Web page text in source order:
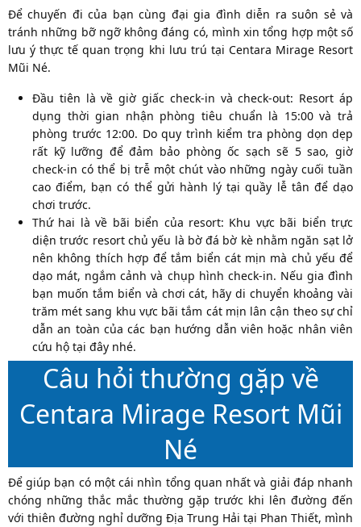
Để chuyến đi của bạn cùng đại gia đình diễn ra suôn sẻ và
tránh những bỡ ngỡ không đáng có, mình xin tổng hợp một số
lưu ý thực tế quan trọng khi lưu trú tại Centara Mirage Resort
Mũi Né.
Đầu tiên là về giờ giấc check-in và check-out: Resort áp
dụng thời gian nhận phòng tiêu chuẩn là 15:00 và trả
phòng trước 12:00. Do quy trình kiểm tra phòng dọn dẹp
rất kỹ lưỡng để đảm bảo phòng ốc sạch sẽ 5 sao, giờ
check-in có thể bị trễ một chút vào những ngày cuối tuần
cao điểm, bạn có thể gửi hành lý tại quầy lễ tân để dạo
chơi trước.
Thứ hai là về bãi biển của resort: Khu vực bãi biển trực
diện trước resort chủ yếu là bờ đá bờ kè nhằm ngăn sạt lở
nên không thích hợp để tắm biển cát mịn mà chủ yếu để
dạo mát, ngắm cảnh và chụp hình check-in. Nếu gia đình
bạn muốn tắm biển và chơi cát, hãy di chuyển khoảng vài
trăm mét sang khu vực bãi tắm cát mịn lân cận theo sự chỉ
dẫn an toàn của các bạn hướng dẫn viên hoặc nhân viên
cứu hộ tại đây nhé.
Câu hỏi thường gặp về
Centara Mirage Resort Mũi
Né
Để giúp bạn có một cái nhìn tổng quan nhất và giải đáp nhanh
chóng những thắc mắc thường gặp trước khi lên đường đến
với thiên đường nghỉ dưỡng Địa Trung Hải tại Phan Thiết, mình